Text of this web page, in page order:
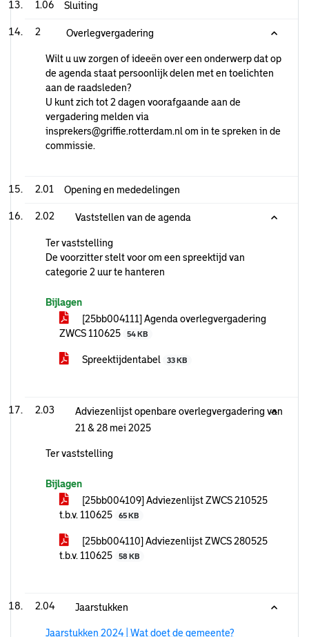
1.06 Sluiting
2 Overlegvergadering
Wilt u uw zorgen of ideeën over een onderwerp dat op
de agenda staat persoonlijk delen met en toelichten
aan de raadsleden?
U kunt zich tot 2 dagen voorafgaande aan de
vergadering melden via
insprekers@griffie.rotterdam.nl om in te spreken in de
commissie.
2.01 Opening en mededelingen
2.02 Vaststellen van de agenda
Ter vaststelling
De voorzitter stelt voor om een spreektijd van
categorie 2 uur te hanteren
Bijlagen
[25bb004111] Agenda overlegvergadering
ZWCS 110625
54 KB
Spreektijdentabel 33 KB
2.03
Adviezenlijst openbare overlegvergadering van
21 & 28 mei 2025
Ter vaststelling
Bijlagen
[25bb004109] Adviezenlijst ZWCS 210525
t.b.v. 110625
65 KB
[25bb004110] Adviezenlijst ZWCS 280525
t.b.v. 110625
58 KB
2.04 Jaarstukken
Jaarstukken 2024 | Wat doet de gemeente?